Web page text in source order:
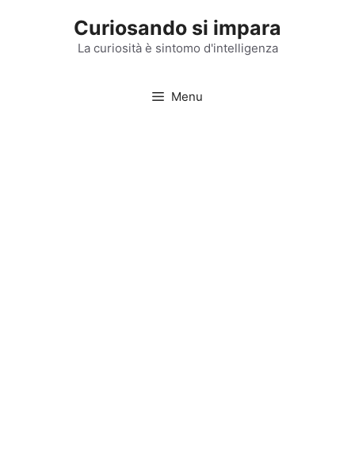
Curiosando si impara
La curiosità è sintomo d'intelligenza
Menu